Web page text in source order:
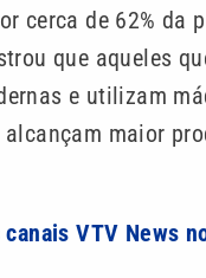
cerca de 62% da
que aqueles
e utilizam
maior
VTV News